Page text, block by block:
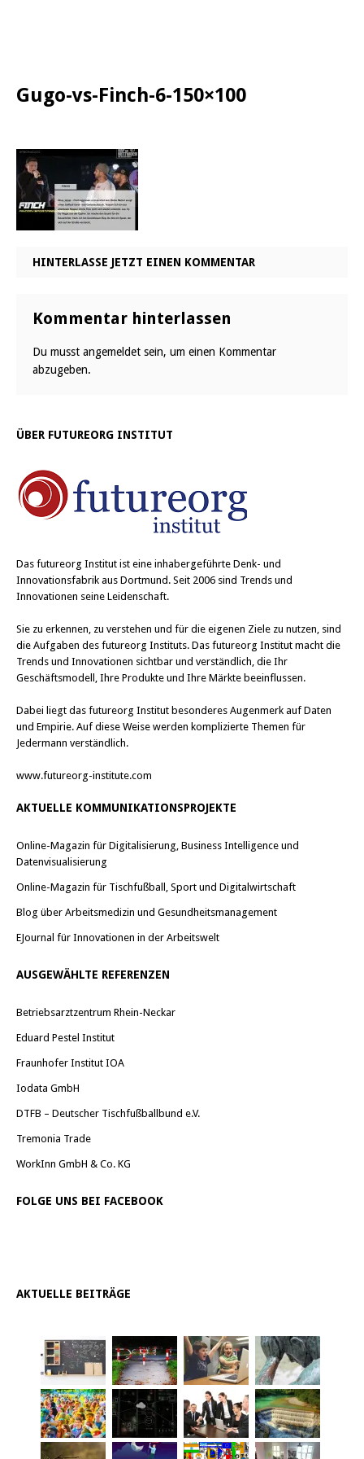
Gugo-vs-Finch-6-150×100
HINTERLASSE JETZT EINEN KOMMENTAR
Kommentar hinterlassen
Du musst angemeldet sein, um einen Kommentar
abzugeben.
ÜBER FUTUREORG INSTITUT
Das futureorg Institut ist eine inhabergeführte Denk- und
Innovationsfabrik aus Dortmund. Seit 2006 sind Trends und
Innovationen seine Leidenschaft.
Sie zu erkennen, zu verstehen und für die eigenen Ziele zu nutzen, sind
die Aufgaben des futureorg Instituts. Das futureorg Institut macht die
Trends und Innovationen sichtbar und verständlich, die Ihr
Geschäftsmodell, Ihre Produkte und Ihre Märkte beeinflussen.
Dabei liegt das futureorg Institut besonderes Augenmerk auf Daten
und Empirie. Auf diese Weise werden komplizierte Themen für
Jedermann verständlich.
www.futureorg-institute.com
AKTUELLE KOMMUNIKATIONSPROJEKTE
Online-Magazin für Digitalisierung, Business Intelligence und
Datenvisualisierung
Online-Magazin für Tischfußball, Sport und Digitalwirtschaft
Blog über Arbeitsmedizin und Gesundheitsmanagement
EJournal für Innovationen in der Arbeitswelt
AUSGEWÄHLTE REFERENZEN
Betriebsarztzentrum Rhein-Neckar
Eduard Pestel Institut
Fraunhofer Institut IOA
Iodata GmbH
DTFB – Deutscher Tischfußballbund e.V.
Tremonia Trade
WorkInn GmbH & Co. KG
FOLGE UNS BEI FACEBOOK
AKTUELLE BEITRÄGE